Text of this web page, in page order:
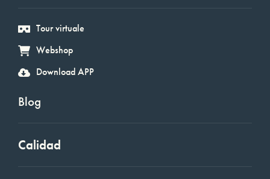
Tour virtuale
Webshop
Download APP
Blog
Calidad